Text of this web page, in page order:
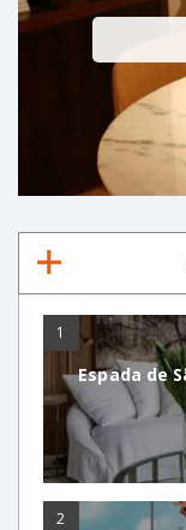
1
Espada de
2